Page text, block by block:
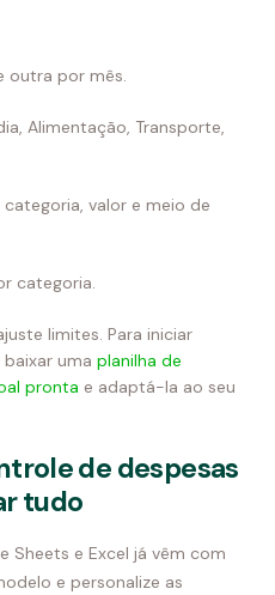
outra por mês.
Alimentação, Transporte,
valor e meio de
categoria.
limites. Para iniciar
uma planilha de
pronta e adaptá-la ao seu
de despesas
tudo
Sheets e Excel já vêm com
e personalize as